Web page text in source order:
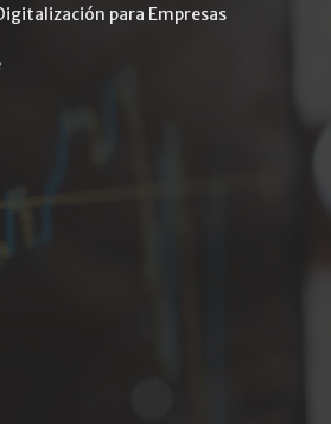
para Empresas